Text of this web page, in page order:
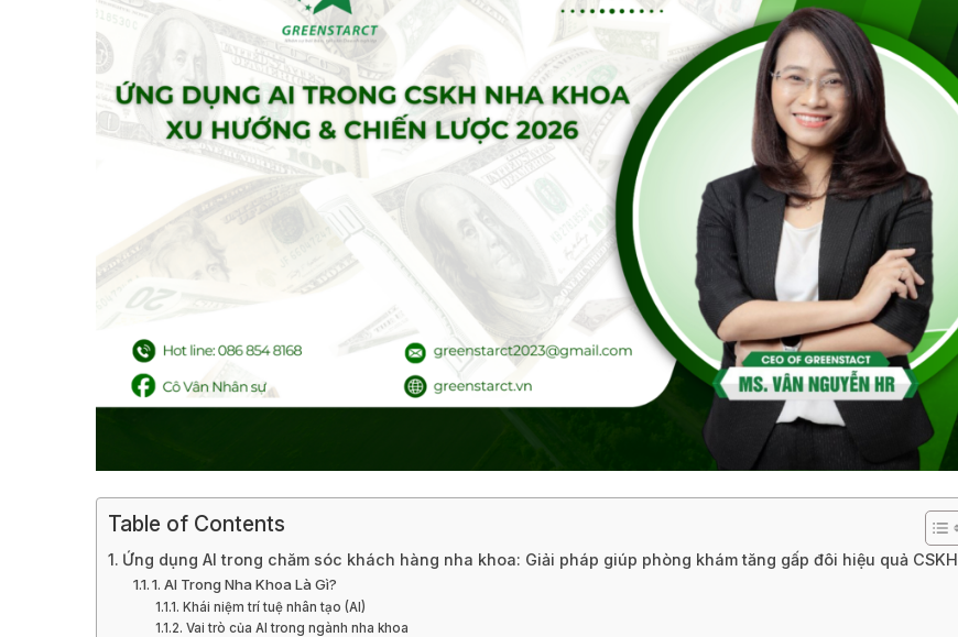
Table of Contents
Ứng dụng AI trong chăm sóc khách hàng nha khoa: Giải pháp giúp phòng khám tăng gấp đôi hiệu quả CSKH
1. AI Trong Nha Khoa Là Gì?
Khái niệm trí tuệ nhân tạo (AI)
Vai trò của AI trong ngành nha khoa